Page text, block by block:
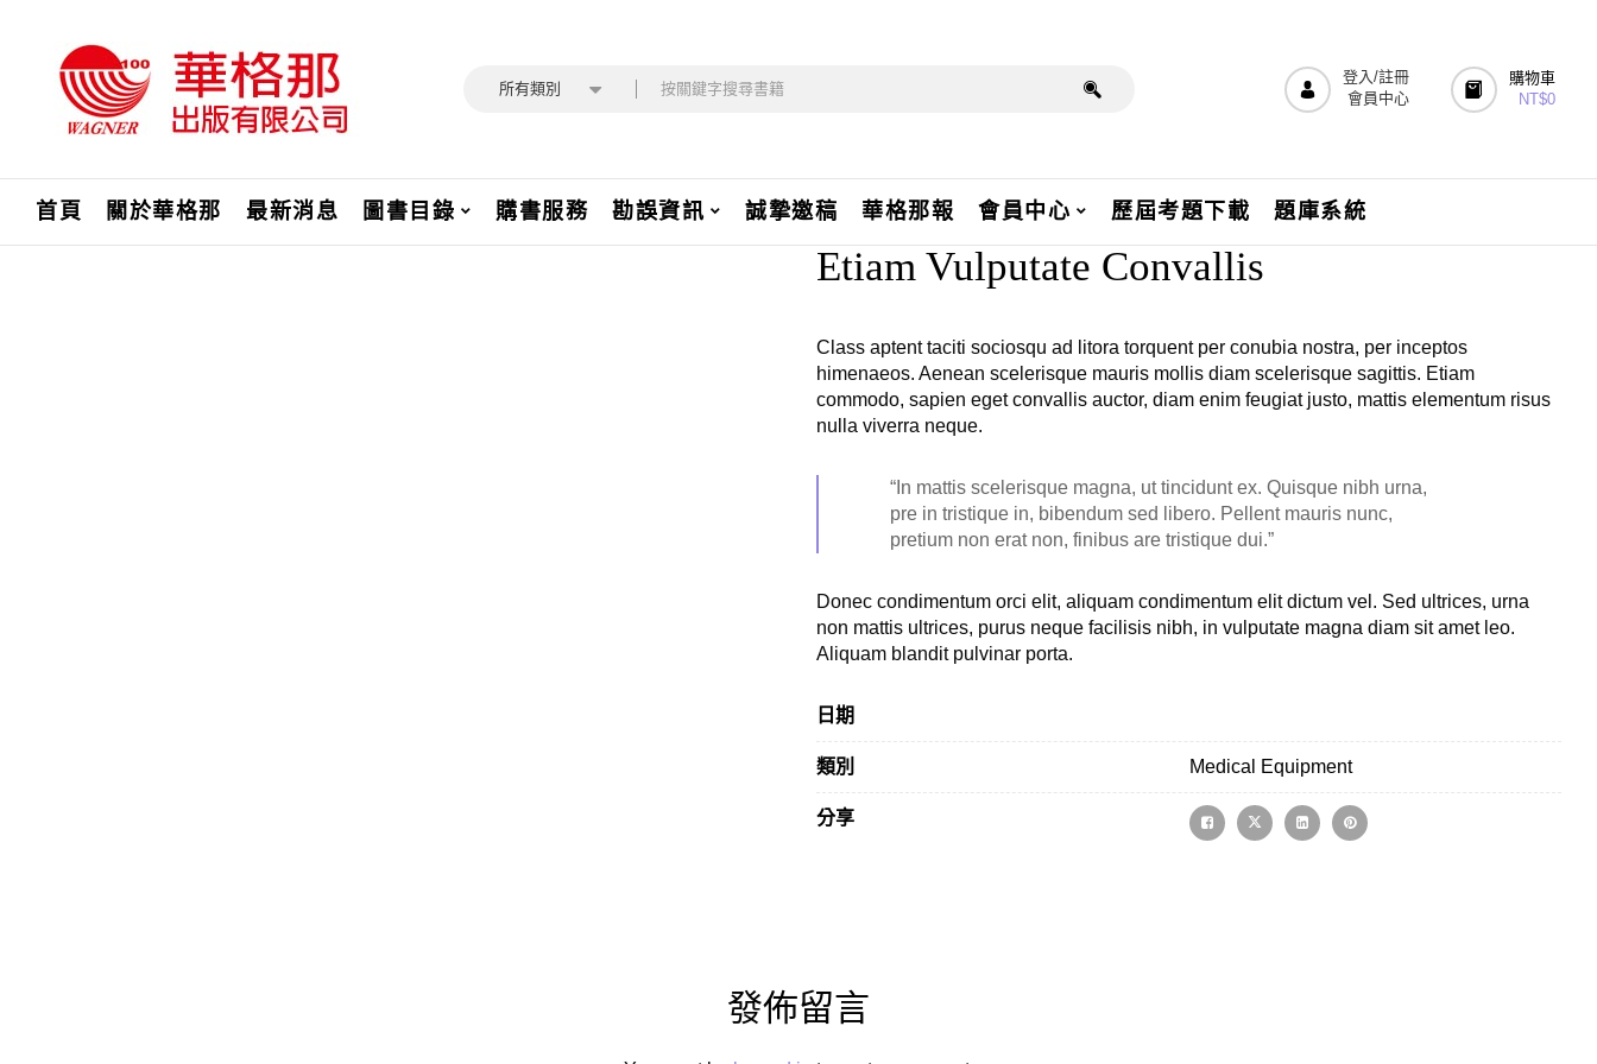
所有類別
登入/註冊
會員中心
購物車
NT$0
首頁 關於華格那 最新消息 圖書目錄 購書服務 勘誤資訊 誠摯邀稿 華格那報 會員中心 歷屆考題下載 題庫系統
Etiam Vulputate Convallis
Class aptent taciti sociosqu ad litora torquent per conubia nostra, per inceptos
himenaeos. Aenean scelerisque mauris mollis diam scelerisque sagittis. Etiam
commodo, sapien eget convallis auctor, diam enim feugiat justo, mattis elementum risus
nulla viverra neque.
“In mattis scelerisque magna, ut tincidunt ex. Quisque nibh urna,
pre in tristique in, bibendum sed libero. Pellent mauris nunc,
pretium non erat non, finibus are tristique dui.”
Donec condimentum orci elit, aliquam condimentum elit dictum vel. Sed ultrices, urna
non mattis ultrices, purus neque facilisis nibh, in vulputate magna diam sit amet leo.
Aliquam blandit pulvinar porta.
日期
類別 Medical Equipment
分享
發佈留言